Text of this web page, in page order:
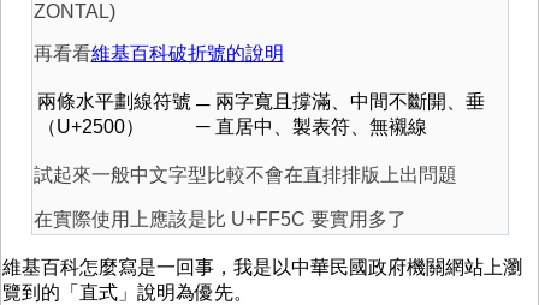
ZONTAL)
再看看維基百科破折號的說明
兩條水平劃線符號
（U+2500）
─
─
兩字寬且撐滿、中間不斷開、垂
直居中、製表符、無襯線
試起來一般中文字型比較不會在直排排版上出問題
在實際使用上應該是比 U+FF5C 要實用多了
維基百科怎麼寫是一回事，我是以中華民國政府機關網站上瀏
覽到的「直式」說明為優先。